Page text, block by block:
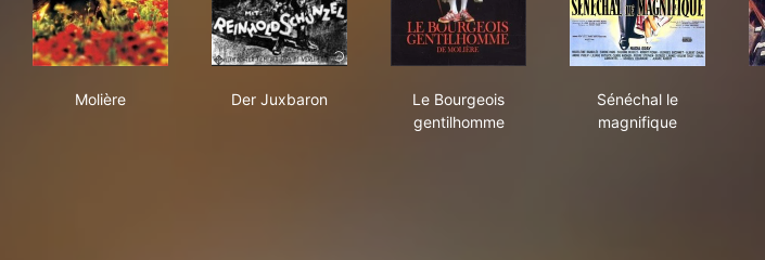
Molière
Der Juxbaron
Le Bourgeois
gentilhomme
Sénéchal le
magnifique